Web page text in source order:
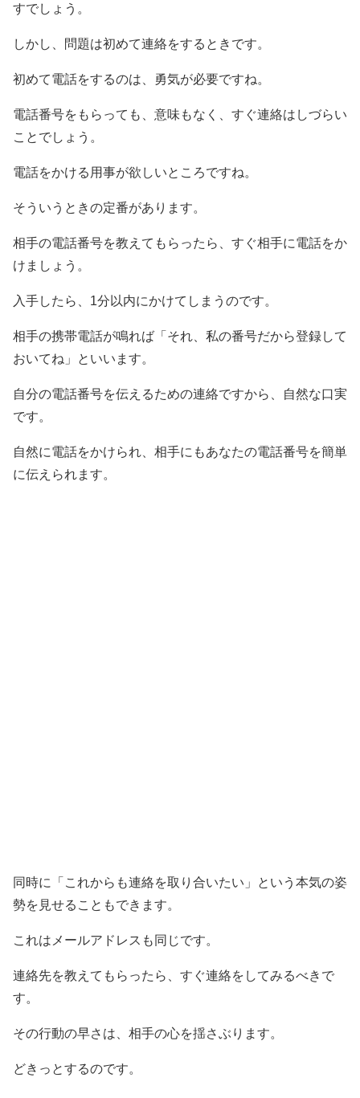
すでしょう。
しかし、問題は初めて連絡をするときです。
初めて電話をするのは、勇気が必要ですね。
電話番号をもらっても、意味もなく、すぐ連絡はしづらい
ことでしょう。
電話をかける用事が欲しいところですね。
そういうときの定番があります。
相手の電話番号を教えてもらったら、すぐ相手に電話をか
けましょう。
入手したら、1分以内にかけてしまうのです。
相手の携帯電話が鳴れば「それ、私の番号だから登録して
おいてね」といいます。
自分の電話番号を伝えるための連絡ですから、自然な口実
です。
自然に電話をかけられ、相手にもあなたの電話番号を簡単
に伝えられます。
同時に「これからも連絡を取り合いたい」という本気の姿
勢を見せることもできます。
これはメールアドレスも同じです。
連絡先を教えてもらったら、すぐ連絡をしてみるべきで
す。
その行動の早さは、相手の心を揺さぶります。
どきっとするのです。